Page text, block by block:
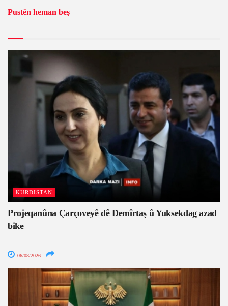
Pustên heman beş
KURDISTAN
Projeqanûna Çarçoveyê dê Demîrtaş û Yuksekdag azad
bike
06/08/2026